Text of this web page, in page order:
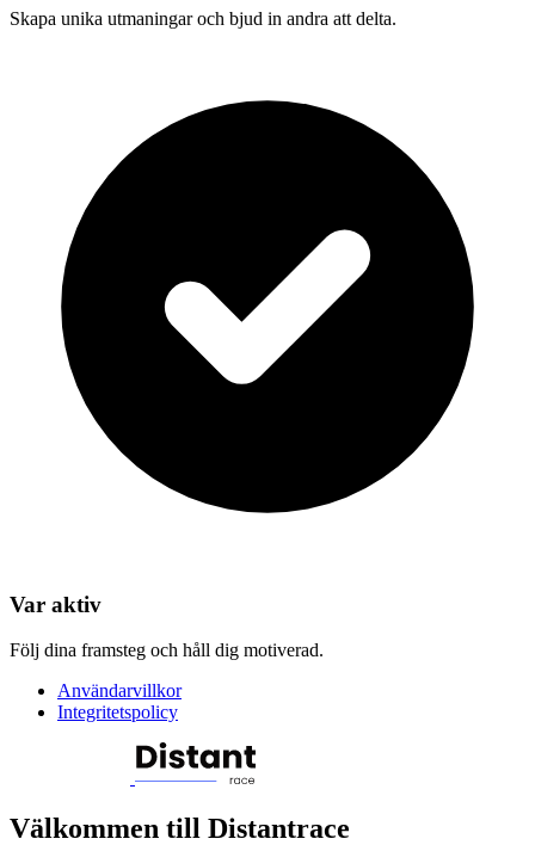
Skapa unika utmaningar och bjud in andra att delta.
Var aktiv
Följ dina framsteg och håll dig motiverad.
Användarvillkor
Integritetspolicy
Välkommen till Distantrace